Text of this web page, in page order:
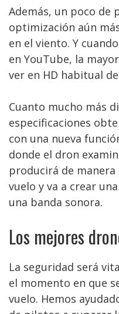
Además, un poco de
optimización aún
en el viento. Y
en YouTube, la
ver en HD habitual
Cuanto mucho más
especificaciones
con una nueva
donde el dron
producirá de
vuelo y va a crear
una banda sonora.
Los mejores
La seguridad será
el momento en que
vuelo. Hemos